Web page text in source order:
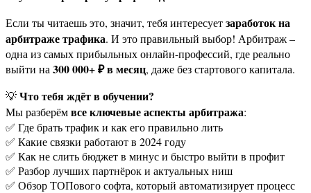
Если ты читаешь это, значит, тебя интересуетзаработок на
арбитраже трафика. И это правильный выбор! Арбитраж –
одна из самых прибыльных онлайн-профессий, где реально
выйти на 300 000+ ₽ в месяц, даже без стартового капитала.
💡Что тебя ждёт в обучении?
Мы разберёмвсе ключевые аспекты арбитража:
✅ Где брать трафик и как его правильно лить
✅ Какие связки работают в 2024 году
✅ Как не слить бюджет в минус и быстро выйти в профит
✅ Разбор лучших партнёрок и актуальных ниш
✅ Обзор ТОПового софта, который автоматизирует процесс